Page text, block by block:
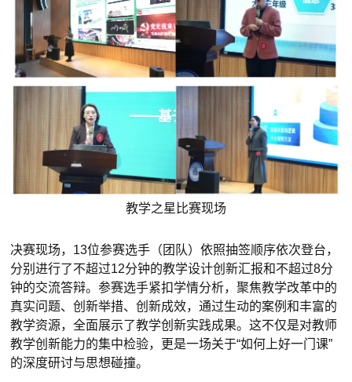
教学之星比赛现场
决赛现场，13位参赛选手（团队）依照抽签顺序依次登台，
分别进行了不超过12分钟的教学设计创新汇报和不超过8分
钟的交流答辩。参赛选手紧扣学情分析，聚焦教学改革中的
真实问题、创新举措、创新成效，通过生动的案例和丰富的
教学资源，全面展示了教学创新实践成果。这不仅是对教师
教学创新能力的集中检验，更是一场关于“如何上好一门课”
的深度研讨与思想碰撞。